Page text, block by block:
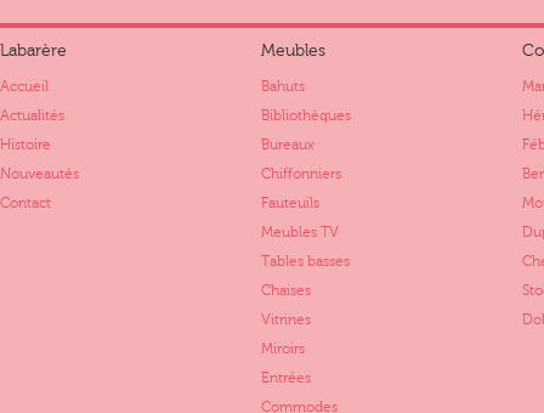
Labarère
Accueil
Actualités
Histoire
Nouveautés
Contact
Meubles
Bahuts
Bibliothèques
Bureaux
Chiffonniers
Fauteuils
Meubles TV
Tables basses
Chaises
Vitrines
Miroirs
Entrées
Commodes